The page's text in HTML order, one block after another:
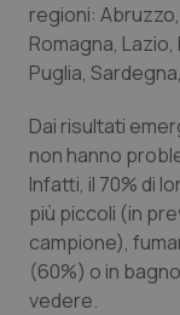
Provincia
Puglia
Sardegna
Sicilia
Infezioni &
Malattie
Malattia di
regioni:
Romagna,
Puglia,
Dai risultati
non hanno
Infatti, il 70% di
più piccoli (in
campione),
(60%) o in
vedere.